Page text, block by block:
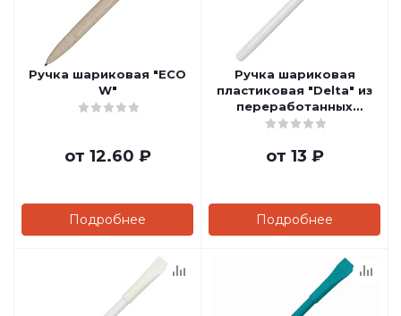
Ручка шариковая "ECO
W"
от 12.60 ₽
Подробнее
Ручка шариковая
пластиковая "Delta" из
переработанных
контейнеров
от 13 ₽
Подробнее